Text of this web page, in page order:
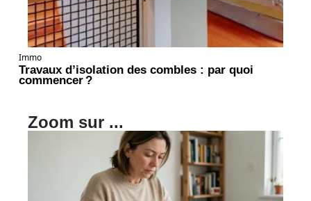
Immo
Travaux d’isolation des combles : par quoi
commencer ?
Zoom sur ...